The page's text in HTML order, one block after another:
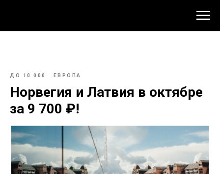
ДО 10 000 ЕВРОПА
Норвегия и Латвия в октябре
за 9 700 ₽!